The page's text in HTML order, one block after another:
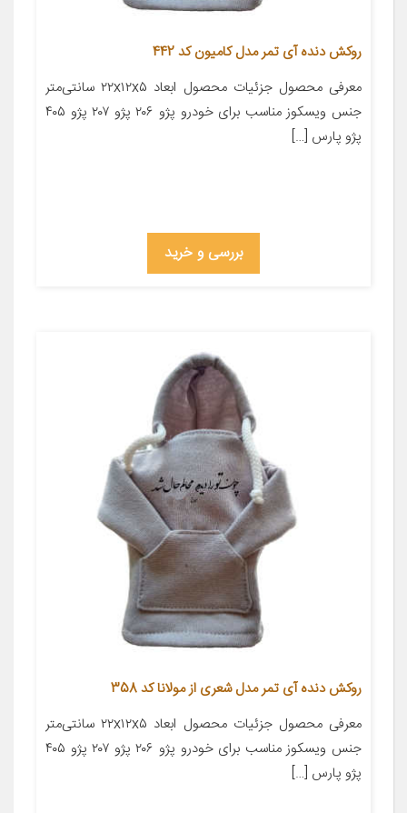
روکش دنده آی تمر مدل کامیون کد 442
معرفی محصول جزئیات محصول ابعاد ۲۲x۱۲x۵ سانتی‌متر
جنس ویسکوز مناسب برای خودرو پژو ۲۰۶ پژو ۲۰۷ پژو ۴۰۵
پژو پارس […]
بررسی و خرید
روکش دنده آی تمر مدل شعری از مولانا کد 358
معرفی محصول جزئیات محصول ابعاد ۲۲x۱۲x۵ سانتی‌متر
جنس ویسکوز مناسب برای خودرو پژو ۲۰۶ پژو ۲۰۷ پژو ۴۰۵
پژو پارس […]